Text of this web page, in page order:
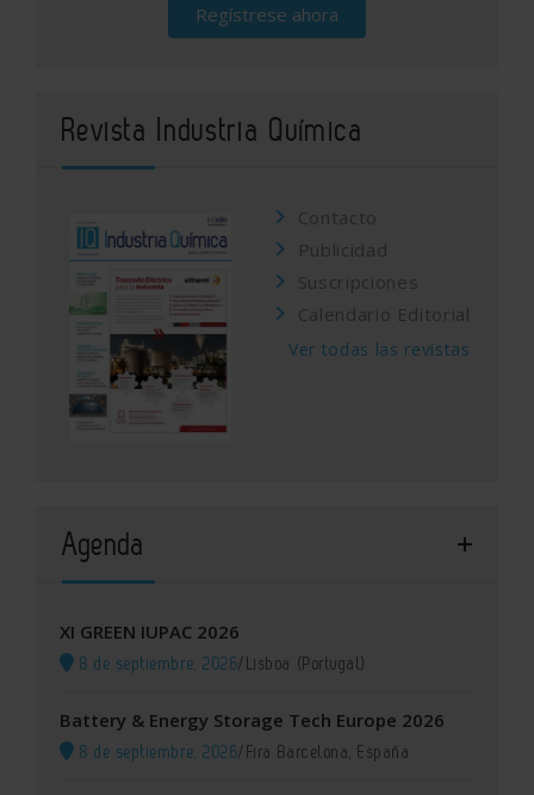
Regístrese ahora
Revista Industria Química
Contacto
Publicidad
Suscripciones
Calendario Editorial
Ver todas las revistas
Agenda
XI GREEN IUPAC 2026
8 de septiembre, 2026/ Lisboa (Portugal)
Battery & Energy Storage Tech Europe 2026
8 de septiembre, 2026/ Fira Barcelona, España